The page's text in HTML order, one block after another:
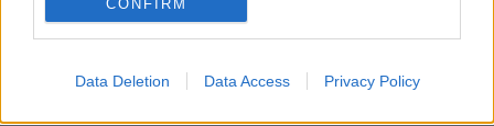
CONFIRM
Data Deletion Data Access Privacy Policy
Ακολουθήστε το E-Radio.gr και στο Instagram